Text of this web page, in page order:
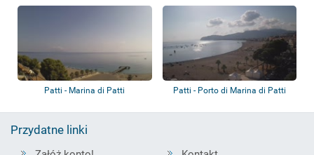
Patt...
Patti - Marina di Patti Patti - Porto di Marina di Patti
Przydatne linki